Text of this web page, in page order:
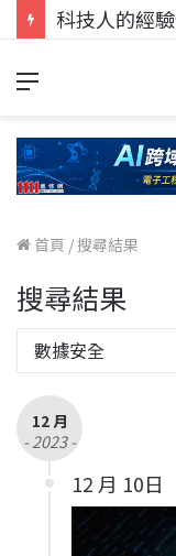
首頁 /搜尋結果
搜尋結果
12 月
- 2023 -
12 月 10日